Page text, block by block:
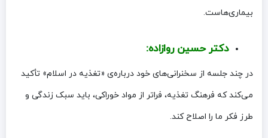
بیماری‌هاست.
دکتر حسین روازاده:
در چند جلسه از سخنرانی‌های خود درباره‌ی «تغذیه در اسلام» تأکید
می‌کند که فرهنگ تغذیه، فراتر از مواد خوراکی، باید سبک زندگی و
طرز فکر ما را اصلاح کند.